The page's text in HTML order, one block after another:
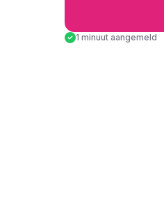
1 minuut aangemeld